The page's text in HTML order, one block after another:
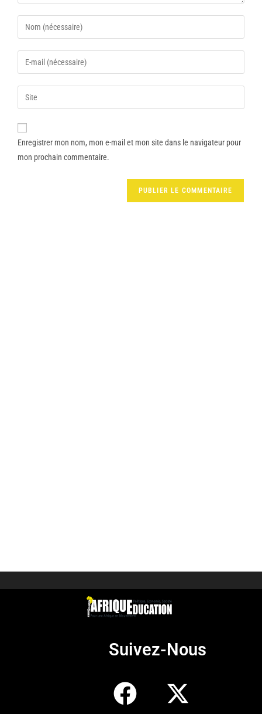
Enregistrer mon nom, mon e-mail et mon site dans le navigateur pour
mon prochain commentaire.
Suivez-Nous